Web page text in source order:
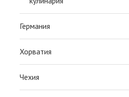
Германия
Хорватия
Чехия